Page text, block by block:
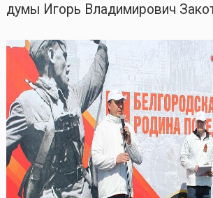
думы Игорь Владимирович